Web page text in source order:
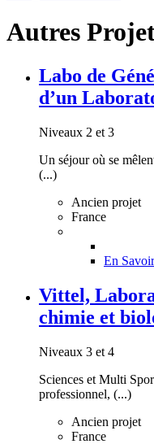
Autres
Labo de
d’un
Niveaux 2 et 3
Un séjour où se
(...)
Ancien projet
France
En
Vittel,
chimie et
Niveaux 3 et 4
Sciences et Multi
professionnel, (...)
Ancien projet
France